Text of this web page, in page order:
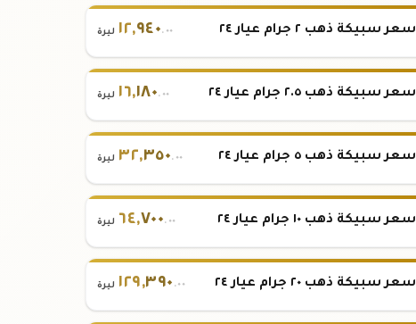
سعر سبيكة ذهب ٢ جرام عيار ٢٤ ١٢,٩٤٠.٠٠ ليرة
سعر سبيكة ذهب ٢.٥ جرام عيار ٢٤ ١٦,١٨٠.٠٠ ليرة
سعر سبيكة ذهب ٥ جرام عيار ٢٤ ٣٢,٣٥٠.٠٠ ليرة
سعر سبيكة ذهب ١٠ جرام عيار ٢٤ ٦٤,٧٠٠.٠٠ ليرة
سعر سبيكة ذهب ٢٠ جرام عيار ٢٤ ١٢٩,٣٩٠ .٠٠ ليرة